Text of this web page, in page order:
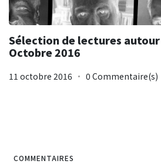
Sélection de lectures autour
Octobre 2016
11 octobre 2016 0 Commentaire(s)
COMMENTAIRES